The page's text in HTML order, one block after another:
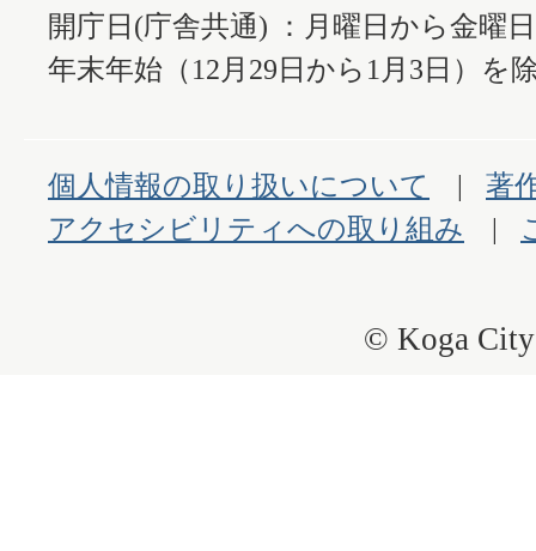
開庁日(庁舎共通) ：月曜日から金曜
年末年始（12月29日から1月3日）を
個人情報の取り扱いについて
著
アクセシビリティへの取り組み
© Koga City